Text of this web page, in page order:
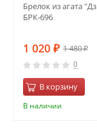
Брелок из агата
БРК-696
1 020 ₽ 1 480₽
0
В корзину
В наличии